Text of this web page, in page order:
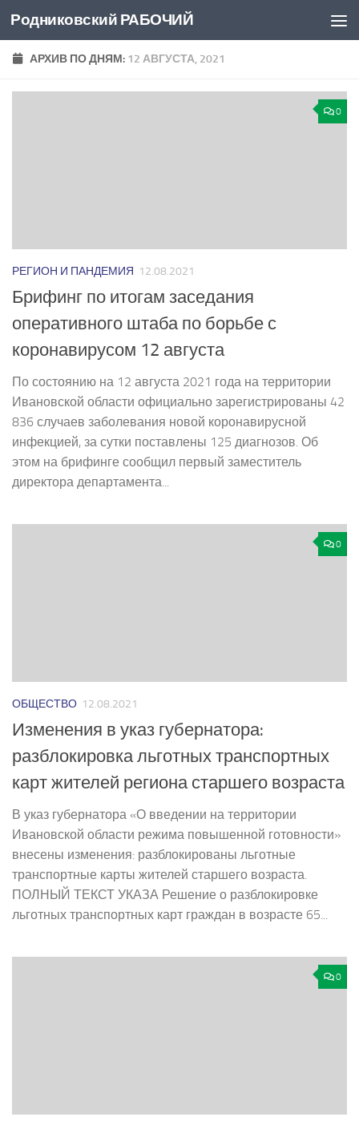
Перейти к содержимому
Родниковский РАБОЧИЙ
АРХИВ ПО ДНЯМ: 12 АВГУСТА, 2021
0
РЕГИОН И ПАНДЕМИЯ 12.08.2021
Брифинг по итогам заседания
оперативного штаба по борьбе с
коронавирусом 12 августа
По состоянию на 12 августа 2021 года на территории
Ивановской области официально зарегистрированы 42
836 случаев заболевания новой коронавирусной
инфекцией, за сутки поставлены 125 диагнозов. Об
этом на брифинге сообщил первый заместитель
директора департамента...
0
ОБЩЕСТВО 12.08.2021
Изменения в указ губернатора:
разблокировка льготных транспортных
карт жителей региона старшего возраста
В указ губернатора «О введении на территории
Ивановской области режима повышенной готовности»
внесены изменения: разблокированы льготные
транспортные карты жителей старшего возраста.
ПОЛНЫЙ ТЕКСТ УКАЗА Решение о разблокировке
льготных транспортных карт граждан в возрасте 65...
0